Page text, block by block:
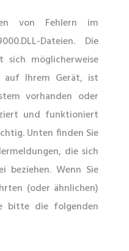
von Fehlern im
Dateien. Die
sich möglicherweise
auf Ihrem Gerät, ist
vorhanden oder
und funktioniert
Unten finden Sie
die sich
beziehen. Wenn Sie
(oder ähnlichen)
bitte die folgenden